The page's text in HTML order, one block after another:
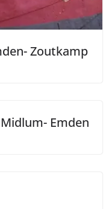
Zoutkamp
Emden